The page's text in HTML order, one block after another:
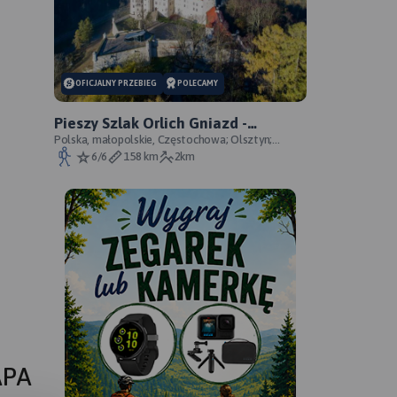
OFICJALNY PRZEBIEG POLECAMY
Pieszy Szlak Orlich Gniazd -
oficjalny przebieg szlaku
Polska, małopolskie, Częstochowa; Olsztyn;
Mirów; Bobolice; Morsko; Ogrodzieniec; Pilica;
Smoleń; By
6/6 158 km 2km